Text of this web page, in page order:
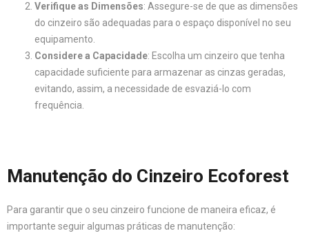
Verifique as Dimensões: Assegure-se de que as dimensões
do cinzeiro são adequadas para o espaço disponível no seu
equipamento.
Considere a Capacidade: Escolha um cinzeiro que tenha
capacidade suficiente para armazenar as cinzas geradas,
evitando, assim, a necessidade de esvaziá-lo com
frequência.
Manutenção do Cinzeiro Ecoforest
Para garantir que o seu cinzeiro funcione de maneira eficaz, é
importante seguir algumas práticas de manutenção: